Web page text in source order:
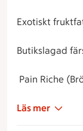
Exotiskt
Butikslagad
Pain Riche
Läs mer